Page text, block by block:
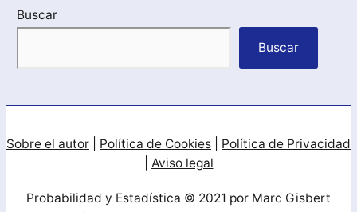
Buscar
Buscar
Sobre el autor Política de Cookies
Política de Privacidad
Aviso legal
Probabilidad y Estadística © 2021 por Marc Gisbert